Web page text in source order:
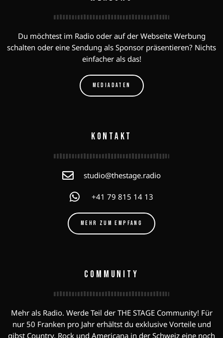
Du möchtest im Radio oder auf der Webseite Werbung
schalten oder eine Sendung als Sponsor präsentieren? Nichts
einfacher als das!
MEDIADATEN
KONTAKT
studio@thestage.radio
+41 79 815 14 13
MEHR ZUM EMPFANG
COMMUNITY
Mehr als Radio. Werde Teil der THE STAGE Community! Für
nur 50 Franken pro Jahr erhältst du exklusive Vorteile und
gibst Country, Rock und Americana in der Schweiz eine noch